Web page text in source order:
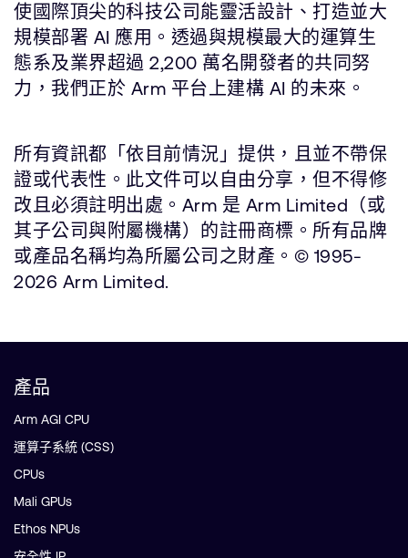
使國際頂尖的科技公司能靈活設計、打造並大
規模部署 AI 應用。透過與規模最大的運算生
態系及業界超過 2,200 萬名開發者的共同努
力，我們正於 Arm 平台上建構 AI 的未來。
所有資訊都「依目前情況」提供，且並不帶保
證或代表性。此文件可以自由分享，但不得修
改且必須註明出處。Arm 是 Arm Limited（或
其子公司與附屬機構）的註冊商標。所有品牌
或產品名稱均為所屬公司之財產。© 1995-
2026 Arm Limited.
產品
Arm AGI CPU
運算子系統 (CSS)
CPUs
Mali GPUs
Ethos NPUs